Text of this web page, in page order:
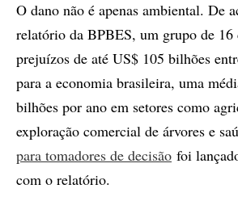
O dano não é apenas ambiental. De
relatório da BPBES, um grupo de 16
prejuízos de até US$ 105 bilhões
para a economia brasileira, uma
bilhões por ano em setores como
exploração comercial de árvores e
para tomadores de decisão foi
com o relatório.